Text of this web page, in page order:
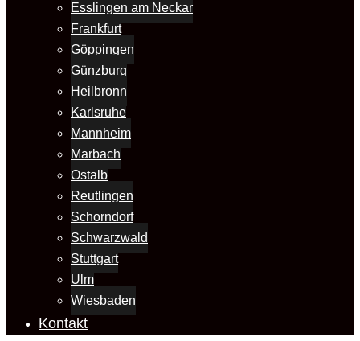
Esslingen am Neckar
Frankfurt
Göppingen
Günzburg
Heilbronn
Karlsruhe
Mannheim
Marbach
Ostalb
Reutlingen
Schorndorf
Schwarzwald
Stuttgart
Ulm
Wiesbaden
Kontakt